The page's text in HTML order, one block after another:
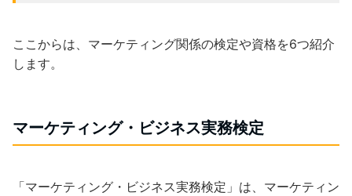
ここからは、マーケティング関係の検定や資格を6つ紹介
します。
マーケティング・ビジネス実務検定
「マーケティング・ビジネス実務検定」は、マーケティン